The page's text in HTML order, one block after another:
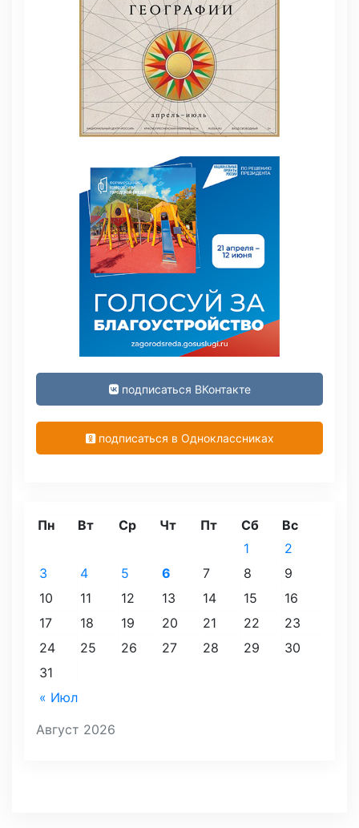
подписаться ВКонтакте
подписаться в Одноклассниках
Август 2026
Пн Вт Ср Чт Пт Сб Вс
« Июл
1
2
3
4 5 6 7 8
9
10
11 12 13 14 15
16
17
18 19 20 21 22
23
24
25 26 27 28 29
30
31